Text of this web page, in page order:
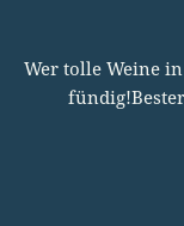
Wer tolle Weine